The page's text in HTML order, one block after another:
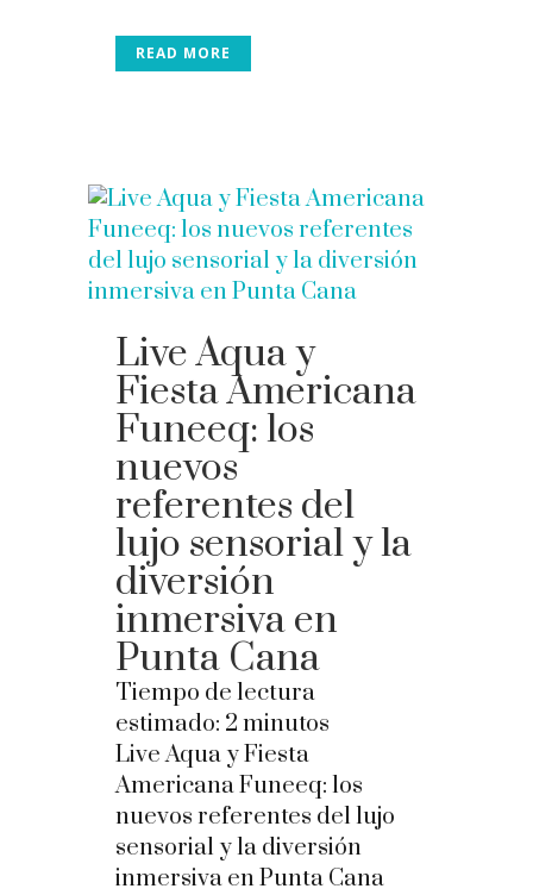
READ MORE
Live Aqua y
Fiesta Americana
Funeeq: los
nuevos
referentes del
lujo sensorial y la
diversión
inmersiva en
Punta Cana
Tiempo de lectura
estimado: 2 minutos
Live Aqua y Fiesta
Americana Funeeq: los
nuevos referentes del lujo
sensorial y la diversión
inmersiva en Punta Cana